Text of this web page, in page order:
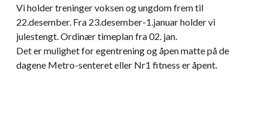
Vi holder treninger voksen og ungdom frem til
22.desember. Fra 23.desember-1.januar holder vi
julestengt. Ordinær timeplan fra 02. jan.
Det er mulighet for egentrening og åpen matte på de
dagene Metro-senteret eller Nr1 fitness er åpent.